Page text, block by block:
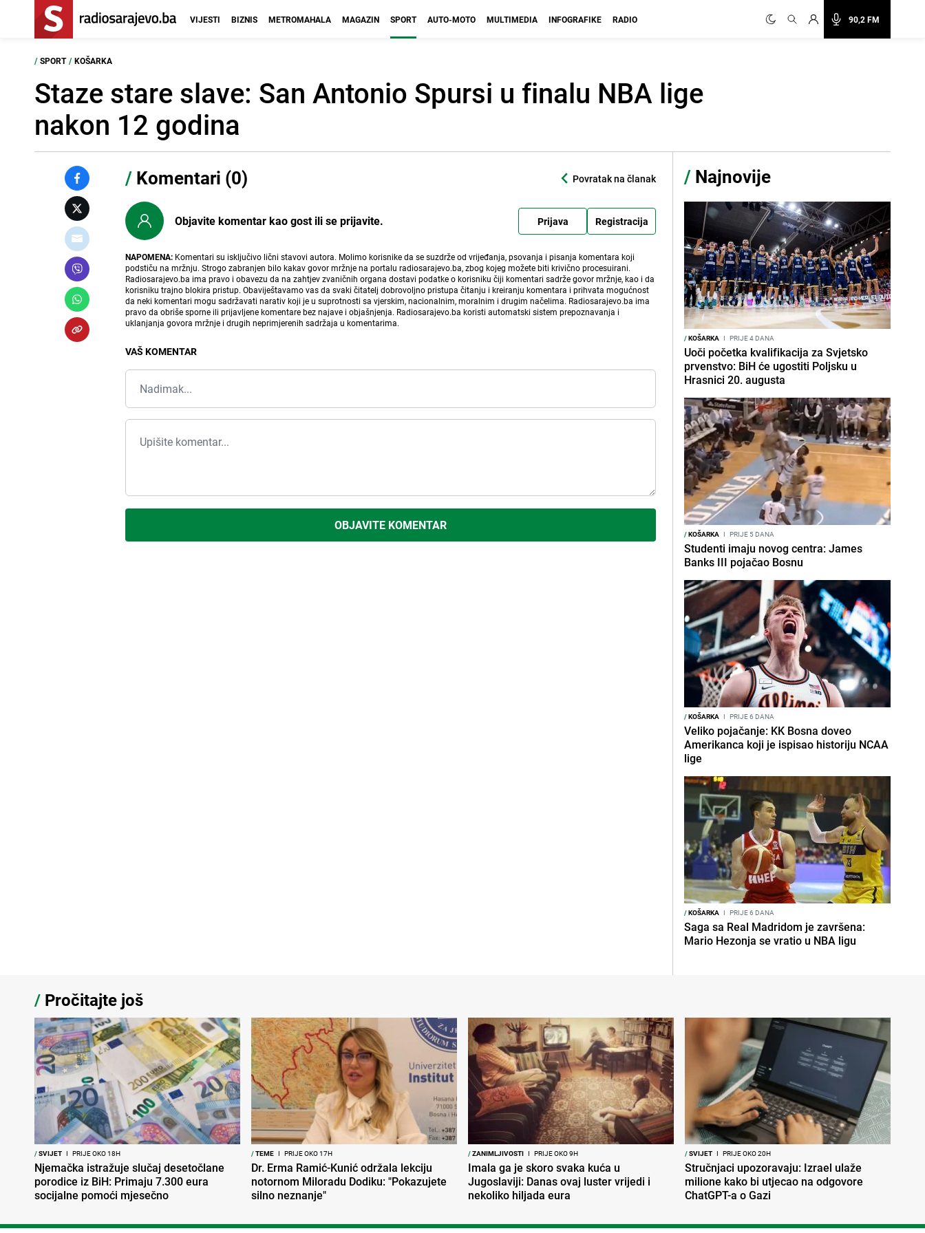
90,2 FM
VIJESTI BIZNIS METROMAHALA MAGAZIN SPORT AUTO-MOTO MULTIMEDIA INFOGRAFIKE RADIO
/ SPORT / KOŠARKA
Staze stare slave: San Antonio Spursi u finalu NBA lige
nakon 12 godina
/ Komentari (0) Povratak na članak
Objavite komentar kao gost ili se prijavite. Prijava Registracija
NAPOMENA: Komentari su isključivo lični stavovi autora. Molimo korisnike da se suzdrže od vrijeđanja, psovanja i pisanja komentara koji
podstiču na mržnju. Strogo zabranjen bilo kakav govor mržnje na portalu radiosarajevo.ba, zbog kojeg možete biti krivično procesuirani.
Radiosarajevo.ba ima pravo i obavezu da na zahtjev zvaničnih organa dostavi podatke o korisniku čiji komentari sadrže govor mržnje, kao i da
korisniku trajno blokira pristup. Obaviještavamo vas da svaki čitatelj dobrovoljno pristupa čitanju i kreiranju komentara i prihvata mogućnost
da neki komentari mogu sadržavati narativ koji je u suprotnosti sa vjerskim, nacionalnim, moralnim i drugim načelima. Radiosarajevo.ba ima
pravo da obriše sporne ili prijavljene komentare bez najave i objašnjenja. Radiosarajevo.ba koristi automatski sistem prepoznavanja i
uklanjanja govora mržnje i drugih neprimjerenih sadržaja u komentarima.
VAŠ KOMENTAR
OBJAVITE KOMENTAR
/ Najnovije
/KOŠARKA I PRIJE 4 DANA
Uoči početka kvalifikacija za Svjetsko
prvenstvo: BiH će ugostiti Poljsku u
Hrasnici 20. augusta
/KOŠARKA I PRIJE 5 DANA
Studenti imaju novog centra: James
Banks III pojačao Bosnu
/KOŠARKA I PRIJE 6 DANA
Veliko pojačanje: KK Bosna doveo
Amerikanca koji je ispisao historiju NCAA
lige
/KOŠARKA I PRIJE 6 DANA
Saga sa Real Madridom je završena:
Mario Hezonja se vratio u NBA ligu
/ Pročitajte još
/SVIJET I PRIJE OKO 18H
Njemačka istražuje slučaj desetočlane
porodice iz BiH: Primaju 7.300 eura
socijalne pomoći mjesečno
/TEME I PRIJE OKO 17H
Dr. Erma Ramić-Kunić održala lekciju
notornom Miloradu Dodiku: "Pokazujete
silno neznanje"
/ZANIMLJIVOSTI I PRIJE OKO 9H
Imala ga je skoro svaka kuća u
Jugoslaviji: Danas ovaj luster vrijedi i
nekoliko hiljada eura
/SVIJET I PRIJE OKO 20H
Stručnjaci upozoravaju: Izrael ulaže
milione kako bi utjecao na odgovore
ChatGPT-a o Gazi